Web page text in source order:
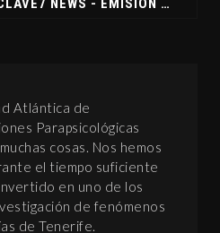
CLAVE7 NEWS - EMISIÓN DEL 15-06-2016
Atlántica de
Parapsicológicas
cosas. Nos hemos
el tiempo suficiente
en uno de los
de fenómenos
de Tenerife.